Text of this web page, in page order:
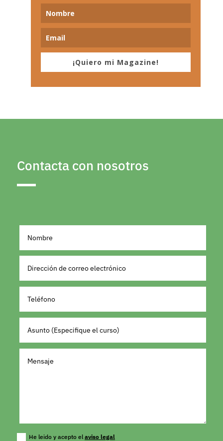
¡Quiero mi Magazine!
Contacta con nosotros
He leido y acepto el aviso legal